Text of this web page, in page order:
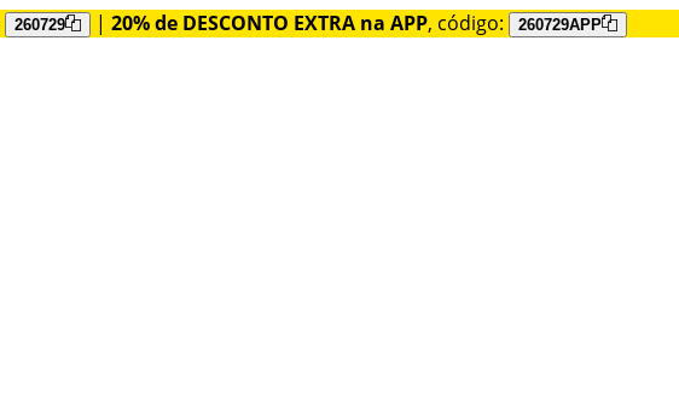
260729 | 20% de DESCONTO EXTRA na APP, código: 260729APP